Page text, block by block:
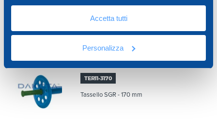
Accetta tutti
Personalizza
150 mm
TER11-3170
Tassello SGR - 170 mm